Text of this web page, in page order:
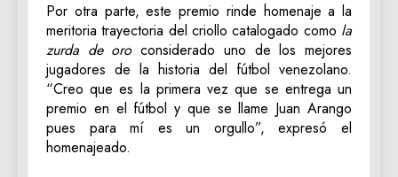
Por otra parte, este premio rinde homenaje a la
meritoria trayectoria del criollo catalogado como la
zurda de oroconsiderado uno de los mejores
jugadores de la historia del fútbol venezolano.
“Creo que es la primera vez que se entrega un
premio en el fútbol y que se llame Juan Arango
pues para mí es un orgullo”, expresó el
homenajeado.